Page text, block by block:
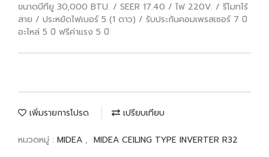
ขนาดบีทียู 30,000 BTU. / SEER 17.40 / ไฟ 220V. / รีโมทไร้
สาย / ประหยัดไฟเบอร์ 5 (1 ดาว) / รับประกันคอมเพรสเซอร์ 7 ปี
อะไหล่ 5 ปี ฟรีค่าแรง 5 ปี
เพิ่มรายการโปรด เปรียบเทียบ
หมวดหมู่ : MIDEA , MIDEA CEILING TYPE INVERTER R32